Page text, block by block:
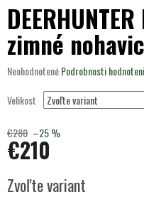
zimné
Priemerné
produktu
z
5
NeohodnotenéPodrobnosti
Velikost
€280 –25 %
€210
cena:
Zvoľte variant